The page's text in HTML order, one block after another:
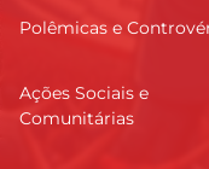
Polêmicas e
Ações Sociais e
Comunitárias